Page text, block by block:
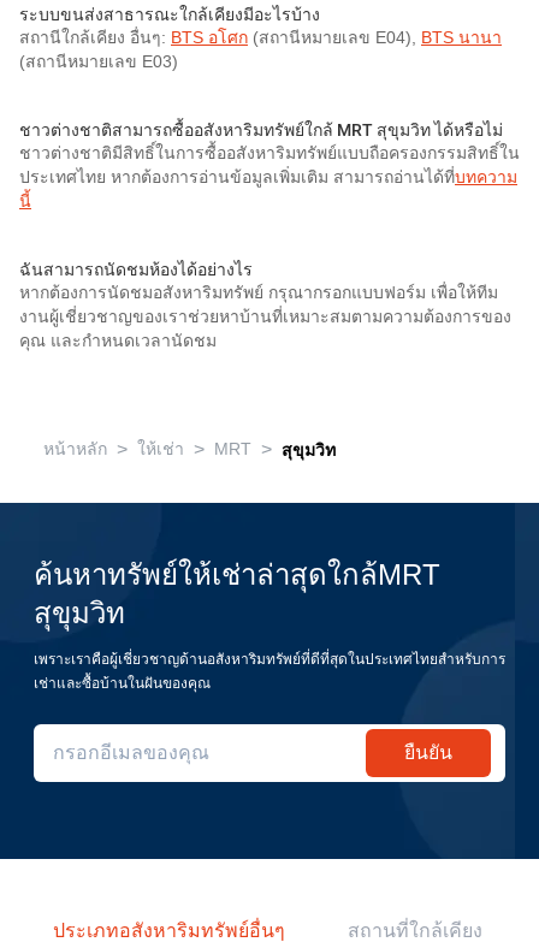
ระบบขนส่งสาธารณะใกล้เคียงมีอะไรบ้าง
สถานีใกล้เคียง อื่นๆ: BTS อโศก (สถานีหมายเลข E04), BTS นานา
(สถานีหมายเลข E03)
ชาวต่างชาติสามารถซื้ออสังหาริมทรัพย์ใกล้ MRT สุขุมวิท ได้หรือไม่
ชาวต่างชาติมีสิทธิ์ในการซื้ออสังหาริมทรัพย์แบบถือครองกรรมสิทธิ์ใน
ประเทศไทย หากต้องการอ่านข้อมูลเพิ่มเติม สามารถอ่านได้ที่บทความ
นี้
ฉันสามารถนัดชมห้องได้อย่างไร
หากต้องการนัดชมอสังหาริมทรัพย์ กรุณากรอกแบบฟอร์ม เพื่อให้ทีม
งานผู้เชี่ยวชาญของเราช่วยหาบ้านที่เหมาะสมตามความต้องการของ
คุณ และกำหนดเวลานัดชม
หน้าหลัก > ให้เช่า > MRT > สุขุมวิท
ค้นหาทรัพย์ให้เช่าล่าสุดใกล้MRT
สุขุมวิท
เพราะเราคือผู้เชี่ยวชาญด้านอสังหาริมทรัพย์ที่ดีที่สุดในประเทศไทยสำหรับการ
เช่าและซื้อบ้านในฝันของคุณ
ยืนยัน
ประเภทอสังหาริมทรัพย์อื่นๆ สถานที่ใกล้เคียง